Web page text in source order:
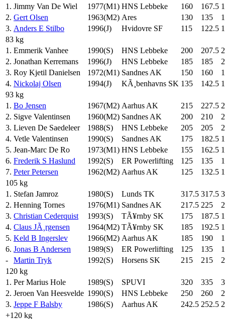
1. Jimmy Van De Wiel 1977(M1) HNS Lebbeke 160 167.5
2. Gert Olsen 1963(M2) Ares 130 135
3. Anders E Stilbo 1996(J) Hvidovre SF 115 122.5
83 kg
1. Emmerik Vanhee 1990(S) HNS Lebbeke 200 207.5
2. Jonathan Kerremans 1996(J) HNS Lebbeke 185 185
3. Roy Kjetil Danielsen 1972(M1) Sandnes AK 150 160
4. Nickolaj Olsen 1994(J) KÃ¸benhavns SK 135 142.5
93 kg
1. Bo Jensen 1967(M2) Aarhus AK 215 227.5
2. Sigve Valentinsen 1960(M2) Sandnes AK 200 210
3. Lieven De Saedeleer 1988(S) HNS Lebbeke 205 205
4. Vetle Valentinsen 1990(S) Sandnes AK 175 182.5
5. Jean-Marc De Ro 1973(M1) HNS Lebbeke 155 162.5
6. Frederik S Haslund 1992(S) ER Powerlifting 125 135
7. Peter Petersen 1962(M2) Aarhus AK 125 132.5
105 kg
1. Stefan Jamroz 1980(S) Lunds TK 317.5 317.5
2. Henning Tornes 1976(M1) Sandnes AK 217.5 225
3. Christian Cederquist 1993(S) TÃ¥rnby SK 175 187.5
4. Claus JÃ¸rgensen 1964(M2) TÃ¥rnby SK 185 192.5
5. Keld B Ingerslev 1966(M2) Aarhus AK 185 190
6. Jonas B Andersen 1989(S) ER Powerlifting 125 135
-
Martin Tryk 1992(S) Horsens SK 215 215
120 kg
1. Per Marius Hole 1989(S) SPUVI 320 335
2. Jeroen Van Heesvelde 1990(S) HNS Lebbeke 250 260
3. Jeppe F Balsby 1986(S) Aarhus AK 242.5 252.5
+120 kg